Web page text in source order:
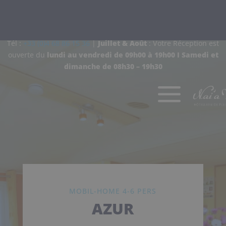
Tél :+33 (0)4 68 86 15 36|Juillet & Août: Votre Réception est
ouverte du lundi au vendredi de 09h00 à 19h00 I Samedi et
dimanche de 08h30 – 19h30
a
MOBIL-HOME 4-6 PERS
AZUR